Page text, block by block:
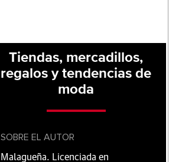
Tiendas, mercadillos,
regalos y tendencias de
moda
SOBRE EL AUTOR
Malagueña. Licenciada en